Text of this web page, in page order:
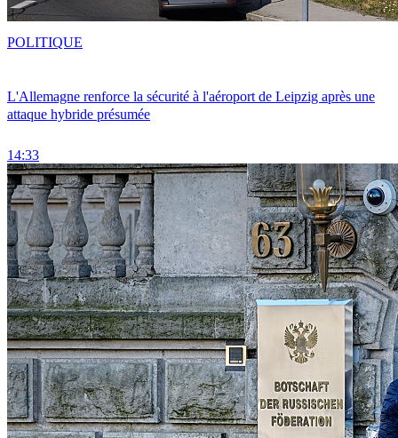
L'Allemagne renforce la sécurité à l'aéroport de Leipzig après une
attaque hybride présumée
14:33
POLITIQUE